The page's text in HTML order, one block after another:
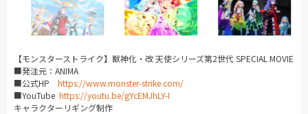
【モンスターストライク】獣神化・改 天使シリーズ第2世代 SPECIAL MOVIE
■発注元：ANIMA
■公式HP https://www.monster-strike.com/
■YouTube https://youtu.be/gYcEMJhLY-I
キャラクターリギング制作